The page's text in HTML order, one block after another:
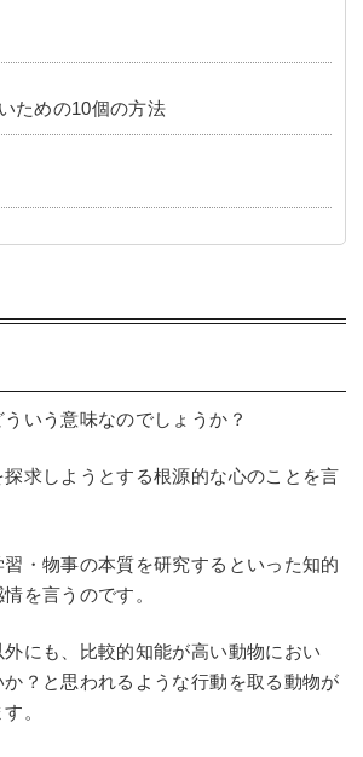
ための10個の方法
いう意味なのでしょうか？
求しようとする根源的な心のことを言
・物事の本質を研究するといった知的
を言うのです。
にも、比較的知能が高い動物におい
？と思われるような行動を取る動物が
。